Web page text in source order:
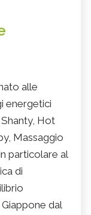
alle
energetici
Hot
Massaggio
particolare al
di
dal